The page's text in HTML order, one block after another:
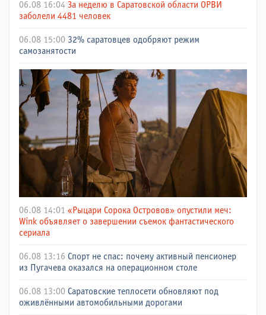
06.08 16:04 За неделю в Саратовской области ОРВИ
заболели 4481 человек
06.08 15:00 32% саратовцев одобряют режим
самозанятости
06.08 14:01 «Рыцари Сорока Островов» опустили меч:
Wink объявляет о завершении съемок фантастического
сериала
06.08 13:16 Спорт не спас: почему активный пенсионер
из Пугачева оказался на операционном столе
06.08 13:00 Саратовские теплосети обновляют под
оживлёнными автомобильными дорогами